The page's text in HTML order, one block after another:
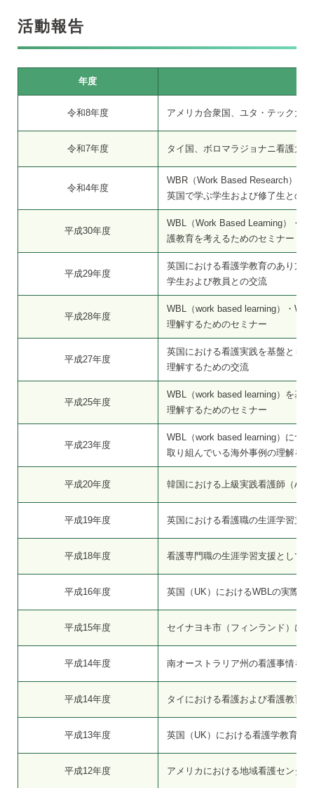
活動報告
年度
令和8年度 アメリカ合衆国、ユタ・テック大
令和7年度 タイ国、ボロマラジョナニ看護大
令和4年度
WBR（Work Based Research）の
英国で学ぶ学生および修了生との交
平成30年度
WBL（Work Based Learning）・
護教育を考えるためのセミナー
平成29年度
英国における看護学教育のあり方
学生および教員との交流
平成28年度
WBL（work based learning）・
理解するためのセミナー
平成27年度
英国における看護実践を基盤とし
理解するための交流
平成25年度
WBL（work based learning）を基
理解するためのセミナー
平成23年度
WBL（work based learning）につ
取り組んでいる海外事例の理解を
平成20年度 韓国における上級実践看護師（
平成19年度 英国における看護職の生涯学習支援
平成18年度 看護専門職の生涯学習支援として
平成16年度 英国（UK）におけるWBLの実際
平成15年度 セイナヨキ市（フィンランド）に
平成14年度 南オーストラリア州の看護事情を
平成14年度 タイにおける看護および看護教育
平成13年度 英国（UK）における看護学教育
平成12年度 アメリカにおける地域看護センタ